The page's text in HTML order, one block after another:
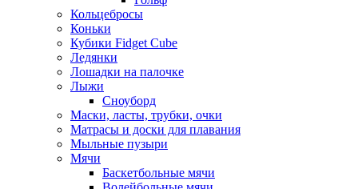
Кольцебросы
Коньки
Кубики Fidget Cube
Ледянки
Лошадки на палочке
Лыжи
Сноуборд
Маски, ласты, трубки, очки
Матрасы и доски для плавания
Мыльные пузыри
Мячи
Баскетбольные мячи